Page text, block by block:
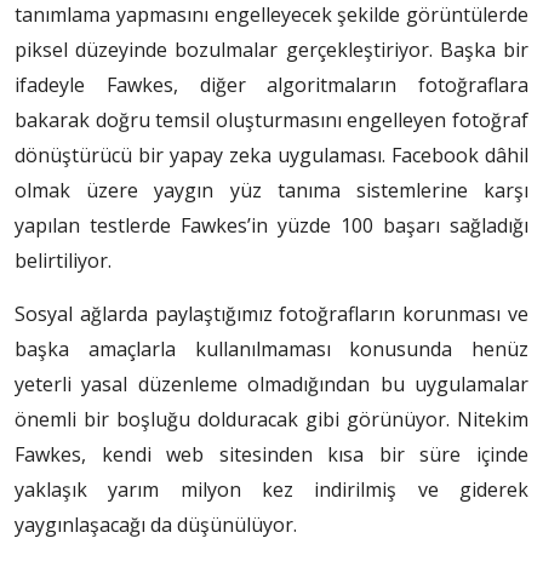
tanımlama yapmasını engelleyecek şekilde görüntülerde
piksel düzeyinde bozulmalar gerçekleştiriyor. Başka bir
ifadeyle Fawkes, diğer algoritmaların fotoğraflara
bakarak doğru temsil oluşturmasını engelleyen fotoğraf
dönüştürücü bir yapay zeka uygulaması. Facebook dâhil
olmak üzere yaygın yüz tanıma sistemlerine karşı
yapılan testlerde Fawkes’in yüzde 100 başarı sağladığı
belirtiliyor.
Sosyal ağlarda paylaştığımız fotoğrafların korunması ve
başka amaçlarla kullanılmaması konusunda henüz
yeterli yasal düzenleme olmadığından bu uygulamalar
önemli bir boşluğu dolduracak gibi görünüyor. Nitekim
Fawkes, kendi web sitesinden kısa bir süre içinde
yaklaşık yarım milyon kez indirilmiş ve giderek
yaygınlaşacağı da düşünülüyor.